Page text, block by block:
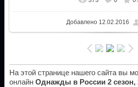
Добавлено12.02.2016
На этой странице нашего сайта вы
онлайн Однажды в России 2 сезон,